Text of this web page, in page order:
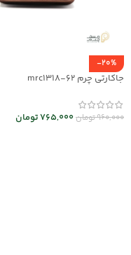
-20%
جاکارتی چرم mrc1318-62
960,000تومان765,000تومان